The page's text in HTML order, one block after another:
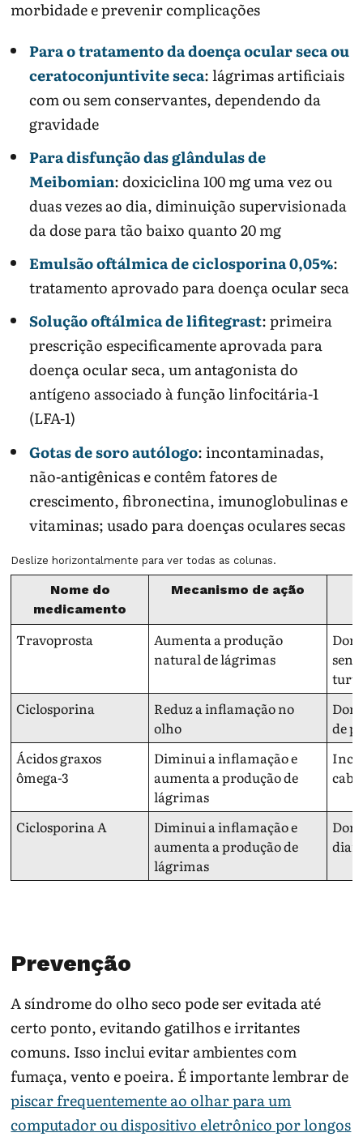
morbidade e prevenir complicações
Para o tratamento da doença ocular seca ou
ceratoconjuntivite seca: lágrimas artificiais
com ou sem conservantes, dependendo da
gravidade
Para disfunção das glândulas de
Meibomian: doxiciclina 100 mg uma vez ou
duas vezes ao dia, diminuição supervisionada
da dose para tão baixo quanto 20 mg
Emulsão oftálmica de ciclosporina 0,05%:
tratamento aprovado para doença ocular seca
Solução oftálmica de lifitegrast: primeira
prescrição especificamente aprovada para
doença ocular seca, um antagonista do
antígeno associado à função linfocitária-1
(LFA-1)
Gotas de soro autólogo: incontaminadas,
não-antigênicas e contêm fatores de
crescimento, fibronectina, imunoglobulinas e
vitaminas; usado para doenças oculares secas
Deslize horizontalmente para ver todas as colunas.
Nome do
medicamento
Mecanismo de ação
Travoprosta
Aumenta a produção
natural de lágrimas
Dor
Ciclosporina
Reduz a inflamação no
olho
Dor
de
Ácidos graxos
ômega-3
Diminui a inflamação e
aumenta a produção de
lágrimas
Ciclosporina A
Diminui a inflamação e
aumenta a produção de
lágrimas
Dor
Prevenção
A síndrome do olho seco pode ser evitada até
certo ponto, evitando gatilhos e irritantes
comuns. Isso inclui evitar ambientes com
fumaça, vento e poeira. É importante lembrar de
piscar frequentemente ao olhar para um
computador ou dispositivo eletrônico por longos